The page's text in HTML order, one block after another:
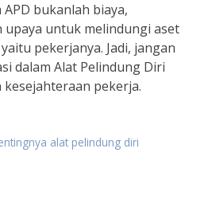
bukanlah biaya,
upaya untuk melindungi aset
pekerjanya. Jadi, jangan
dalam Alat Pelindung Diri
pekerja.
alat pelindung diri